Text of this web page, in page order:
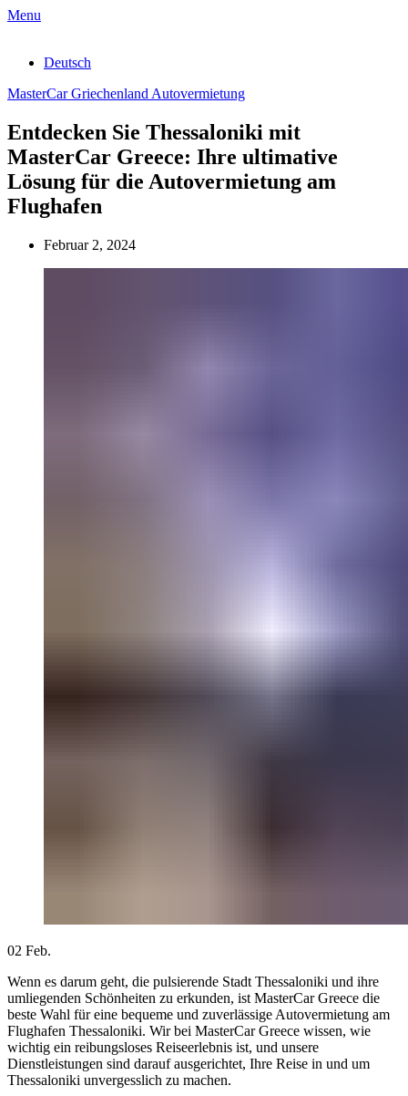
Menu
Deutsch
MasterCar Griechenland Autovermietung
Entdecken Sie Thessaloniki mit
MasterCar Greece: Ihre ultimative
Lösung für die Autovermietung am
Flughafen
Februar 2, 2024
02 Feb.
Wenn es darum geht, die pulsierende Stadt Thessaloniki und ihre
umliegenden Schönheiten zu erkunden, ist MasterCar Greece die
beste Wahl für eine bequeme und zuverlässige Autovermietung am
Flughafen Thessaloniki. Wir bei MasterCar Greece wissen, wie
wichtig ein reibungsloses Reiseerlebnis ist, und unsere
Dienstleistungen sind darauf ausgerichtet, Ihre Reise in und um
Thessaloniki unvergesslich zu machen.